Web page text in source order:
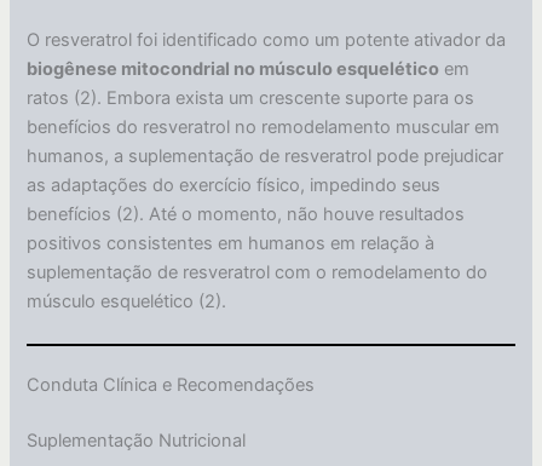
O resveratrol foi identificado como um potente ativador da
biogênese mitocondrial no músculo esquelético em
ratos (2). Embora exista um crescente suporte para os
benefícios do resveratrol no remodelamento muscular em
humanos, a suplementação de resveratrol pode prejudicar
as adaptações do exercício físico, impedindo seus
benefícios (2). Até o momento, não houve resultados
positivos consistentes em humanos em relação à
suplementação de resveratrol com o remodelamento do
músculo esquelético (2).
Conduta Clínica e Recomendações
Suplementação Nutricional